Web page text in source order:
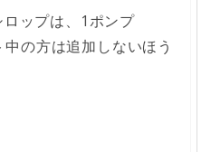
ップは、1ポンプ
の方は追加しないほう